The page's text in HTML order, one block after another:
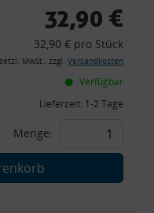
32,90 €
32,90 € pro Stück
MwSt., zzgl. Versandkosten
Verfügbar
Lieferzeit: 1-2 Tage
Menge: